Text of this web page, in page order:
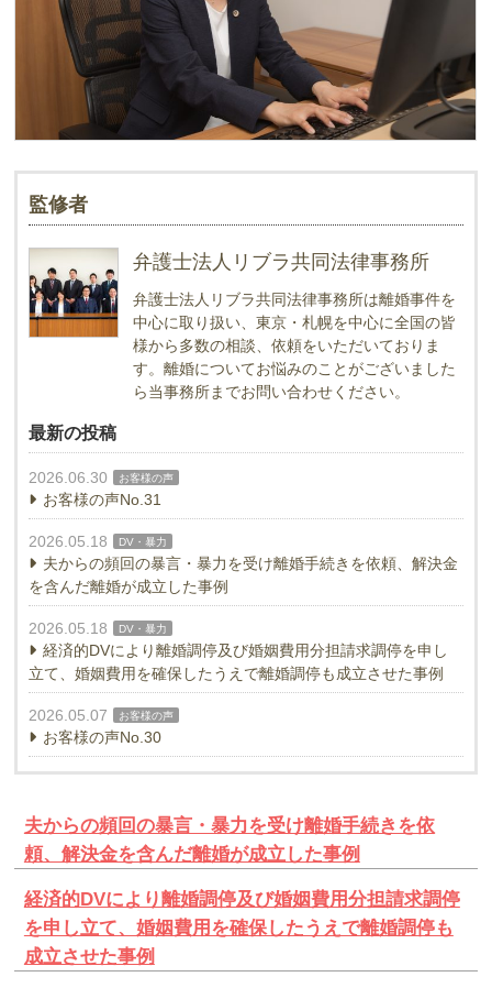
監修者
弁護士法人リブラ共同法律事務所
弁護士法人リブラ共同法律事務所は離婚事件を
中心に取り扱い、東京・札幌を中心に全国の皆
様から多数の相談、依頼をいただいておりま
す。離婚についてお悩みのことがございました
ら当事務所までお問い合わせください。
最新の投稿
2026.06.30 お客様の声
お客様の声No.31
2026.05.18 DV・暴力
夫からの頻回の暴言・暴力を受け離婚手続きを依頼、解決金
を含んだ離婚が成立した事例
2026.05.18 DV・暴力
経済的DVにより離婚調停及び婚姻費用分担請求調停を申し
立て、婚姻費用を確保したうえで離婚調停も成立させた事例
2026.05.07 お客様の声
お客様の声No.30
夫からの頻回の暴言・暴力を受け離婚手続きを依
頼、解決金を含んだ離婚が成立した事例
経済的DVにより離婚調停及び婚姻費用分担請求調停
を申し立て、婚姻費用を確保したうえで離婚調停も
成立させた事例